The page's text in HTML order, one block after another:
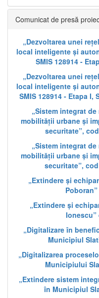
Comunicat de presă
„Dezvoltarea unei
local inteligente și
SMIS 128914 -
„Dezvoltarea unei
local inteligente și
SMIS 128914 - Etapa I,
„Sistem integrat
mobilității urbane și
securitate”,
„Sistem integrat
mobilității urbane și
securitate”,
„Extindere și
„Extindere și
Ionescu”
„Digitalizare în
Municipiul
„Digitalizarea
Municipiului
„Extindere sistem
în Municipiul